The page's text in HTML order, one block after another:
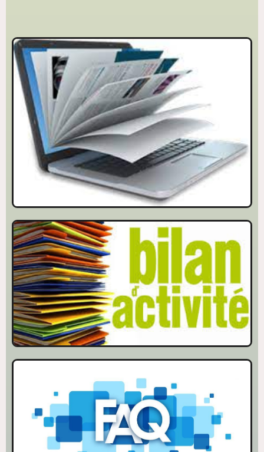
Catalogue en ligne
Consulter notre bibliothèque en ligne
Bilan d'activité
FOIRE AUX QUESTIONS
QUESTIONS – REPONSES